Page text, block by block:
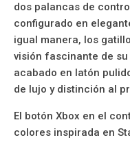
dos palancas de
configurado en
igual manera, los
visión fascinante de
acabado en latón
de lujo y distinción al
El botón Xbox en el
colores inspirada en